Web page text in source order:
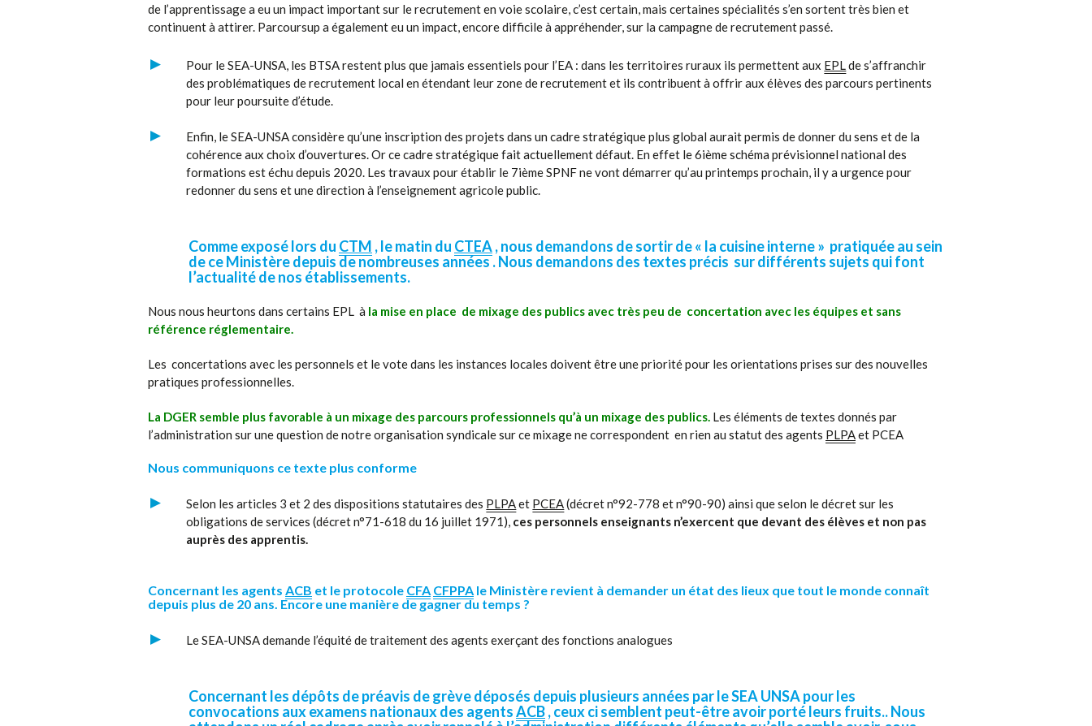
de l’apprentissage a eu un impact important sur le recrutement en voie scolaire, c’est certain, mais certaines spécialités s’en sortent très bien et
continuent à attirer. Parcoursup a également eu un impact, encore difficile à appréhender, sur la campagne de recrutement passé.
Pour le SEA-UNSA, les BTSA restent plus que jamais essentiels pour l’EA : dans les territoires ruraux ils permettent aux EPLde s’affranchir
des problématiques de recrutement local en étendant leur zone de recrutement et ils contribuent à offrir aux élèves des parcours pertinents
pour leur poursuite d’étude.
Enfin, le SEA-UNSA considère qu’une inscription des projets dans un cadre stratégique plus global aurait permis de donner du sens et de la
cohérence aux choix d’ouvertures. Or ce cadre stratégique fait actuellement défaut. En effet le 6ième schéma prévisionnel national des
formations est échu depuis 2020. Les travaux pour établir le 7ième SPNF ne vont démarrer qu’au printemps prochain, il y a urgence pour
redonner du sens et une direction à l’enseignement agricole public.
Comme exposé lors du CTM , le matin du CTEA, nous demandons de sortir de « la cuisine interne » pratiquée au sein
de ce Ministère depuis de nombreuses années . Nous demandons des textes précis sur différents sujets qui font
l’actualité de nos établissements.
Nous nous heurtons dans certains EPL à la mise en place de mixage des publics avec très peu de concertation avec les équipes et sans
référence réglementaire.
Les concertations avec les personnels et le vote dans les instances locales doivent être une priorité pour les orientations prises sur des nouvelles
pratiques professionnelles.
La DGER semble plus favorable à un mixage des parcours professionnels qu’à un mixage des publics. Les éléments de textes donnés par
l’administration sur une question de notre organisation syndicale sur ce mixage ne correspondent en rien au statut des agents PLPAet PCEA
Nous communiquons ce texte plus conforme
Selon les articles 3 et 2 des dispositions statutaires des PLPAet PCEA(décret n°92-778 et n°90-90) ainsi que selon le décret sur les
obligations de services (décret n°71-618 du 16 juillet 1971), ces personnels enseignants n’exercent que devant des élèves et non pas
auprès des apprentis.
Concernant les agents ACB et le protocole CFA CFPPA le Ministère revient à demander un état des lieux que tout le monde connaît
depuis plus de 20 ans. Encore une manière de gagner du temps ?
Le SEA-UNSA demande l’équité de traitement des agents exerçant des fonctions analogues
Concernant les dépôts de préavis de grève déposés depuis plusieurs années par le SEA UNSA pour les
convocations aux examens nationaux des agentsACB, ceux ci semblent peut-être avoir porté leurs fruits.. Nous